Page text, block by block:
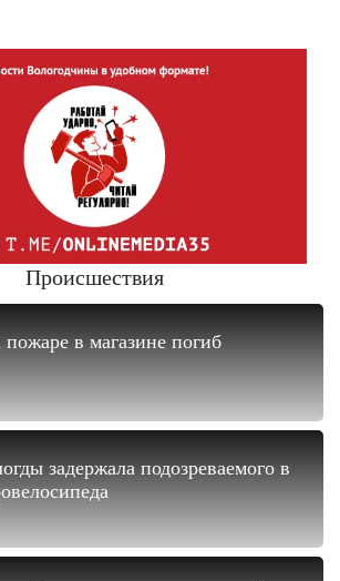
Происшествия
в магазине погиб
задержала подозреваемого в